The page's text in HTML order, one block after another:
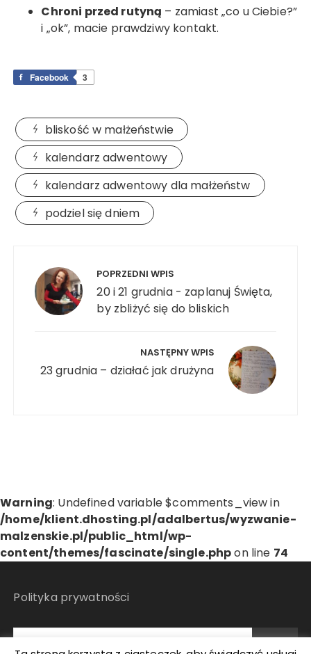
Chroni przed rutyną – zamiast „co u Ciebie?”
i „ok”, macie prawdziwy kontakt.
Facebook 3
bliskość w małżeństwie
kalendarz adwentowy
kalendarz adwentowy dla małżeństw
podziel się dniem
wpisu POPRZEDNI WPIS
20 i 21 grudnia - zaplanuj Święta,
by zbliżyć się do bliskich
NASTĘPNY WPIS
23 grudnia – działać jak drużyna
Warning: Undefined variable $comments_view in
/home/klient.dhosting.pl/adalbertus/wyzwanie-
malzenskie.pl/public_html/wp-
content/themes/fascinate/single.phpon line 74
Polityka prywatności